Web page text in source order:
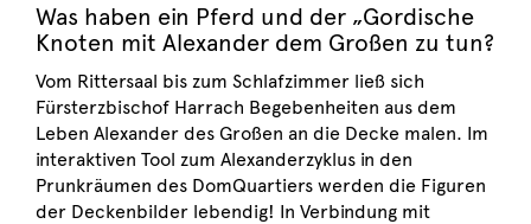
Was haben ein Pferd und der „Gordische
Knoten mit Alexander dem Großen zu tun?
Vom Rittersaal bis zum Schlafzimmer ließ sich
Fürsterzbischof Harrach Begebenheiten aus dem
Leben Alexander des Großen an die Decke malen. Im
interaktiven Tool zum Alexanderzyklus in den
Prunkräumen des DomQuartiers werden die Figuren
der Deckenbilder lebendig! In Verbindung mit